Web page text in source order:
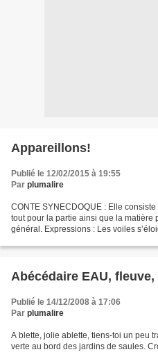
Appareillons!
Publié le 12/02/2015 à 19:55
Par plumalire
CONTE SYNECDOQUE : Elle
tout pour la partie ainsi que la matière
général. Expressions : Les voiles
Abécédaire EAU, fleuve,
Publié le 14/12/2008 à 17:06
Par plumalire
A blette, jolie ablette, tiens-toi un peu
verte au bord des jardins de saules.